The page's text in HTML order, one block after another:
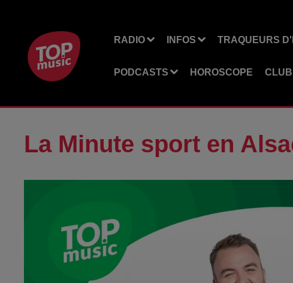
RADIO INFOS TRAQUEURS
PODCASTS HOROSCOPE
La Minute sport en